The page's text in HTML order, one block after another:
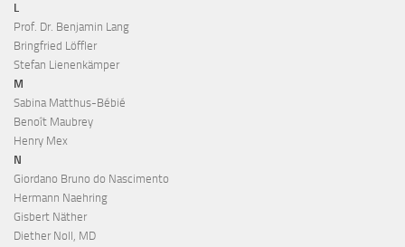
L
Prof. Dr. Benjamin Lang
Bringfried Löffler
Stefan Lienenkämper
M
Sabina Matthus-Bébié
Benoît Maubrey
Henry Mex
N
Giordano Bruno do Nascimento
Hermann Naehring
Gisbert Näther
Diether Noll, MD